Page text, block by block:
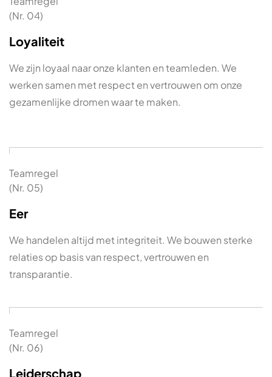
(Nr. 04)
Loyaliteit
We zijn loyaal naar onze klanten en teamleden. We
werken samen met respect en vertrouwen om onze
gezamenlijke dromen waar te maken.
Teamregel
(Nr. 05)
Eer
We handelen altijd met integriteit. We bouwen sterke
relaties op basis van respect, vertrouwen en
transparantie.
Teamregel
(Nr. 06)
Leiderschap